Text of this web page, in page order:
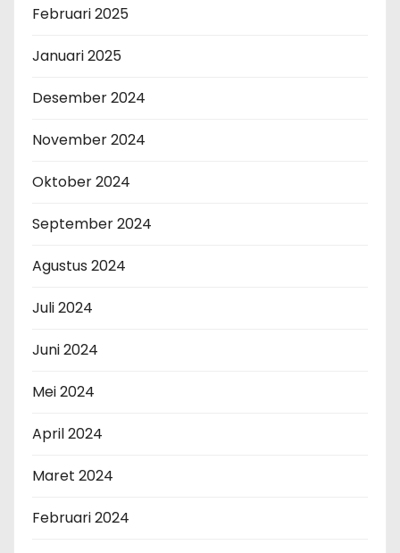
Februari 2025
Januari 2025
Desember 2024
November 2024
Oktober 2024
September 2024
Agustus 2024
Juli 2024
Juni 2024
Mei 2024
April 2024
Maret 2024
Februari 2024